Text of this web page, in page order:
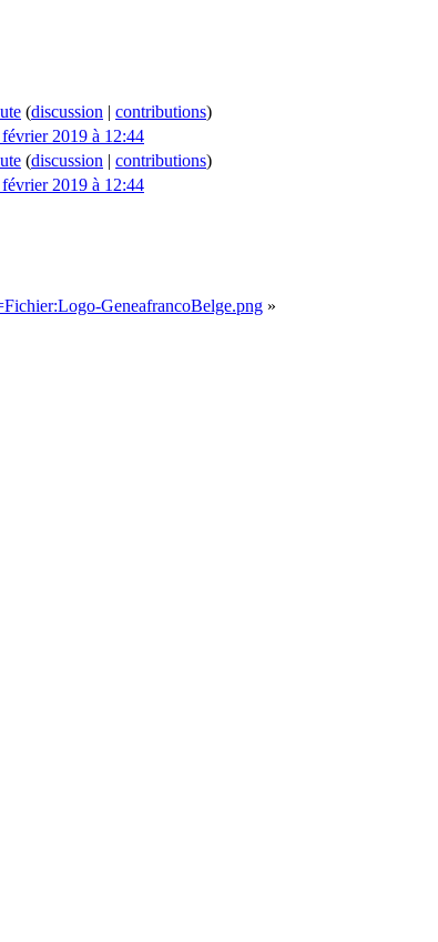
(discussion | contributions)
2019 à 12:44
(discussion | contributions)
2019 à 12:44
GeneafrancoBelge.png »